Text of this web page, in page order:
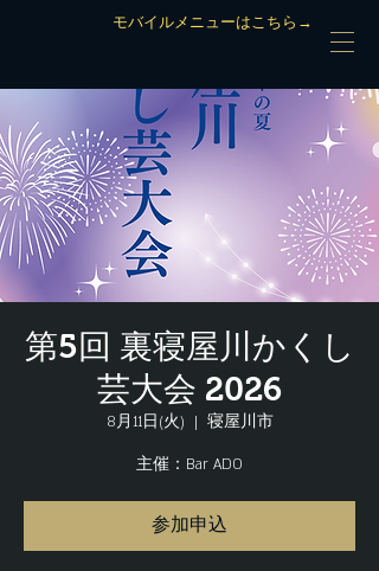
モバイルメニューはこちら→
第5回 裏寝屋川かくし
芸大会 2026
8月11日(火)
  |
寝屋川市
主催：Bar ADO
参加申込